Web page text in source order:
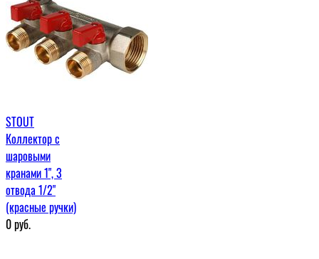
STOUT
Коллектор с
шаровыми
кранами 1", 3
отвода 1/2"
(красные ручки)
0руб.